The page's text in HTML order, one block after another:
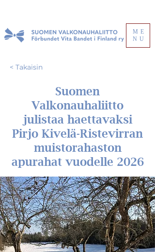
ME
NU
< Takaisin
Suomen
Valkonauhaliitto
julistaa haettavaksi
Pirjo Kivelä-Ristevirran
muistorahaston
apurahat vuodelle 2026